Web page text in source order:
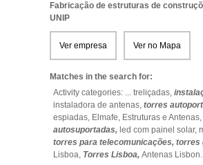
Fabricação de estruturas de
UNIP
Ver empresa Ver no Mapa
Matches in the search for:
Activity categories: ... treliçadas,
instaladora de antenas, torres
espiadas, Elmafe, Estruturas e Antenas,
autosuportadas, led com painel solar,
torres para telecomunicações, torres
Lisboa, Torres Lisboa, Antenas Lisbon